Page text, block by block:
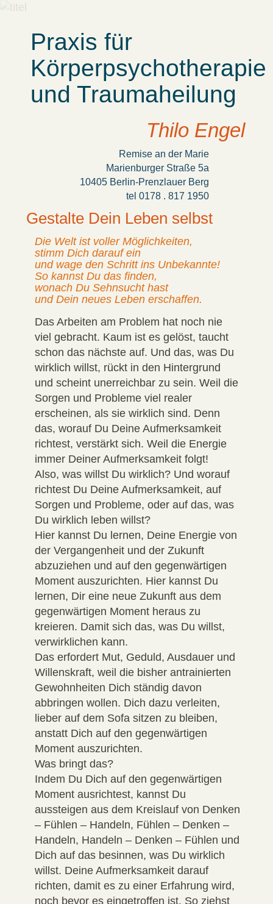
Praxis für
Körperpsychotherapie
und Traumaheilung
Thilo Engel
Remise an der Marie
Marienburger Straße 5a
10405 Berlin-Prenzlauer Berg
tel 0178 . 817 1950
Gestalte Dein Leben selbst
Die Welt ist voller Möglichkeiten,
stimm Dich darauf ein
und wage den Schritt ins Unbekannte!
So kannst Du das finden,
wonach Du Sehnsucht hast
und Dein neues Leben erschaffen.
Das Arbeiten am Problem hat noch nie
viel gebracht. Kaum ist es gelöst, taucht
schon das nächste auf. Und das, was Du
wirklich willst, rückt in den Hintergrund
und scheint unerreichbar zu sein. Weil die
Sorgen und Probleme viel realer
erscheinen, als sie wirklich sind. Denn
das, worauf Du Deine Aufmerksamkeit
richtest, verstärkt sich. Weil die Energie
immer Deiner Aufmerksamkeit folgt!
Also, was willst Du wirklich? Und worauf
richtest Du Deine Aufmerksamkeit, auf
Sorgen und Probleme, oder auf das, was
Du wirklich leben willst?
Hier kannst Du lernen, Deine Energie von
der Vergangenheit und der Zukunft
abzuziehen und auf den gegenwärtigen
Moment auszurichten. Hier kannst Du
lernen, Dir eine neue Zukunft aus dem
gegenwärtigen Moment heraus zu
kreieren. Damit sich das, was Du willst,
verwirklichen kann.
Das erfordert Mut, Geduld, Ausdauer und
Willenskraft, weil die bisher antrainierten
Gewohnheiten Dich ständig davon
abbringen wollen. Dich dazu verleiten,
lieber auf dem Sofa sitzen zu bleiben,
anstatt Dich auf den gegenwärtigen
Moment auszurichten.
Was bringt das?
Indem Du Dich auf den gegenwärtigen
Moment ausrichtest, kannst Du
aussteigen aus dem Kreislauf von Denken
– Fühlen – Handeln, Fühlen – Denken –
Handeln, Handeln – Denken – Fühlen und
Dich auf das besinnen, was Du wirklich
willst. Deine Aufmerksamkeit darauf
richten, damit es zu einer Erfahrung wird,
noch bevor es eingetroffen ist. So ziehst